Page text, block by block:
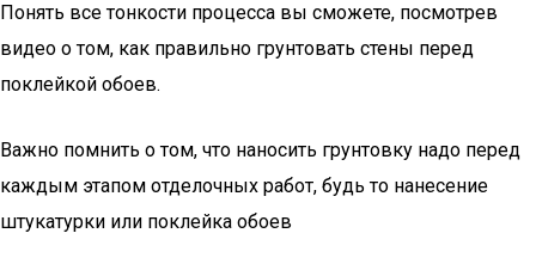
Понять все тонкости процесса вы сможете, посмотрев
видео о том, как правильно грунтовать стены перед
поклейкой обоев.
Важно помнить о том, что наносить грунтовку надо перед
каждым этапом отделочных работ, будь то нанесение
штукатурки или поклейка обоев